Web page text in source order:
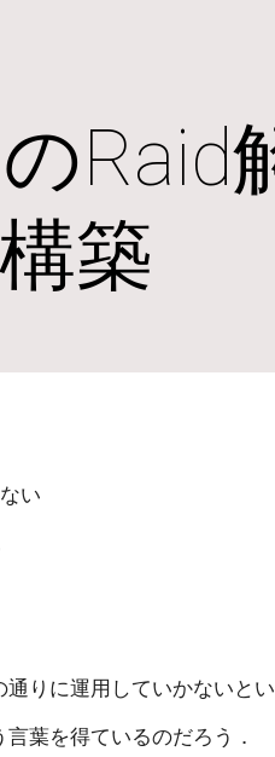
Raid
築
い
りに運用していかないと
葉を得ているのだろう．